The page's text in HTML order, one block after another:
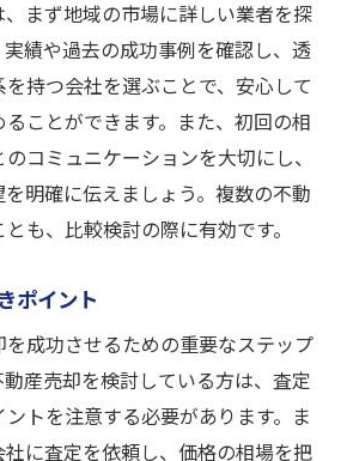
まず地域の市場に詳しい業者を探
績や過去の成功事例を確認し、透
持つ会社を選ぶことで、安心して
ことができます。また、初回の相
コミュニケーションを大切にし、
明確に伝えましょう。複数の不動
も、比較検討の際に有効です。
ポイント
を成功させるための重要なステップ
産売却を検討している方は、査定
トを注意する必要があります。ま
に査定を依頼し、価格の相場を把